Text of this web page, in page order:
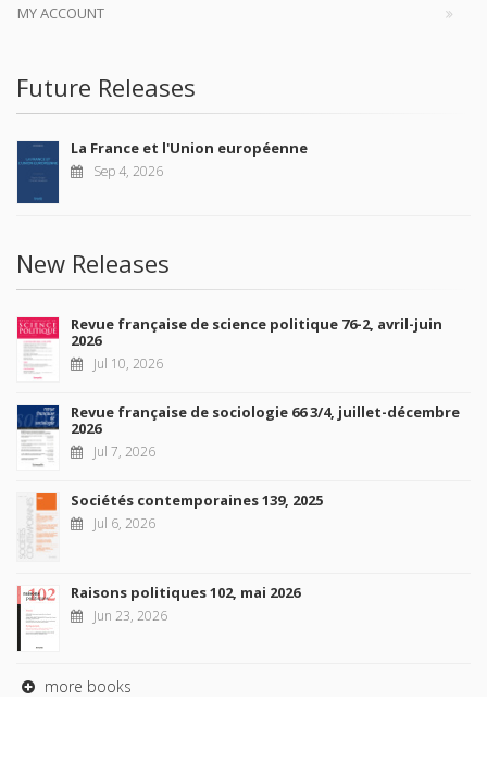
MY ACCOUNT
Future Releases
La France et l'Union européenne
Sep 4, 2026
New Releases
Revue française de science politique 76-2, avril-juin
2026
Jul 10, 2026
Revue française de sociologie 66 3/4, juillet-décembre
2026
Jul 7, 2026
Sociétés contemporaines 139, 2025
Jul 6, 2026
Raisons politiques 102, mai 2026
Jun 23, 2026
more books